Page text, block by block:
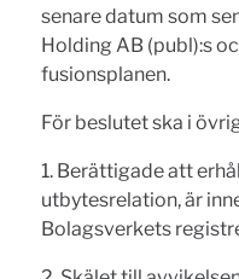
senare datum som
Holding AB (publ):s
fusionsplanen.
För beslutet ska i
1. Berättigade att
utbytesrelation, är
Bolagsverkets